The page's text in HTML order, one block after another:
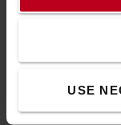
USE
indispensable
charges